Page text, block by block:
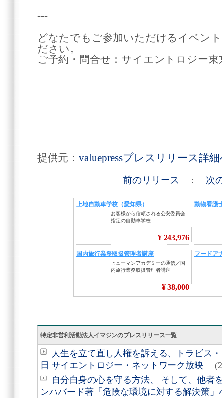
---
どなたでもご参加いただけるイベン
ださい。
ご予約・問合せ：サイエントロジー
提供元： valuepressプレスリリース詳
前のリリース : 次
特定非営利活動法人イマジンのプレスリリース一覧
人生を立て直し人権を訴える、トラビス
日 サイエントロジー・ネットワーク放映 ―
自分自身の心を守る方法、 そして、他者
ンハバード著「危険な環境に対する解決策